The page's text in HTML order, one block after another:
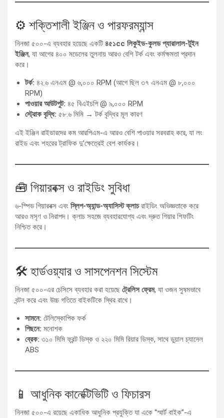
⚙️ শক্তিশালী ইঞ্জিন ও পারফরম্যান্স
নিনজা ৫০০-এ ব্যবহার হয়েছে একটি ৪৫১cc লিকুইড-কুলড প্যারালাল-টুইন
ইঞ্জিন, যা আগের ৪০০ মডেলের তুলনায় আরও বেশি টর্ক এবং কর্মক্ষমতা প্রদান
করে।
টর্ক: ৪২.৬ এনএম @ ৬,০০০ RPM (আগে ছিল ৩৭ এনএম @ ৮,০০০
RPM)
পাওয়ার আউটপুট: ৪৫ বিএইচপি @ ৯,০০০ RPM
স্ট্রোক বৃদ্ধি: ৫৮.৬ মিমি → টর্ক বৃদ্ধির মূল কারণ
এই ইঞ্জিন রাইডারদের কম আরপিএম-এ আরও বেশি পাওয়ার সরবরাহ করে, যা লং
রাইড এবং শহরের ট্রাফিক দু’ক্ষেত্রেই বেশ কার্যকর।
🧰 গিয়ারবক্স ও রাইডিং সুবিধা
৬-স্পিড গিয়ারবক্স এবং স্লিপ-অ্যান্ড-অ্যাসিস্ট ক্লাচরাইডিং অভিজ্ঞতাকে করে
আরও মসৃণ ও নিরাপদ। ক্লাচ সহজে ব্যবহারযোগ্য এবং দ্রুত গিয়ার শিফটিং
নিশ্চিত করে।
🛠️ হার্ডওয়্যার ও সাসপেনশন সিস্টেম
নিনজা ৫০০-এর চেসিসে ব্যবহার করা হয়েছে ট্রেলিস ফ্রেম, যা ওজন সুষমভাবে
বন্টন করে এবং উচ্চ গতিতে বাইকটিকে স্থির রাখে।
সামনে: টেলিস্কোপিক ফর্ক
পিছনে: মনোশক
ব্রেক: ৩১০ মিমি ফ্রন্ট ডিস্ক ও ২২০ মিমি রিয়ার ডিস্ক, সাথে ডুয়াল চ্যানেল
ABS
📱 আধুনিক কানেক্টিভিটি ও ফিচারস
নিনজা ৫০০-এ রয়েছে একাধিক আধুনিক প্রযুক্তি যা একে “স্মার্ট বাইক”-এ